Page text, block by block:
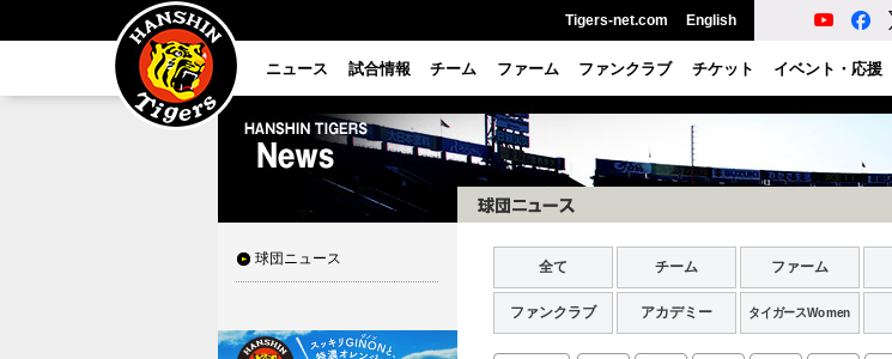
Tigers-net.com English
ニュース 試合情報 チーム ファーム ファンクラブ チケット イベント・応援
球団ニュース 全て チーム ファーム
ファンクラブ アカデミー タイガースWomen